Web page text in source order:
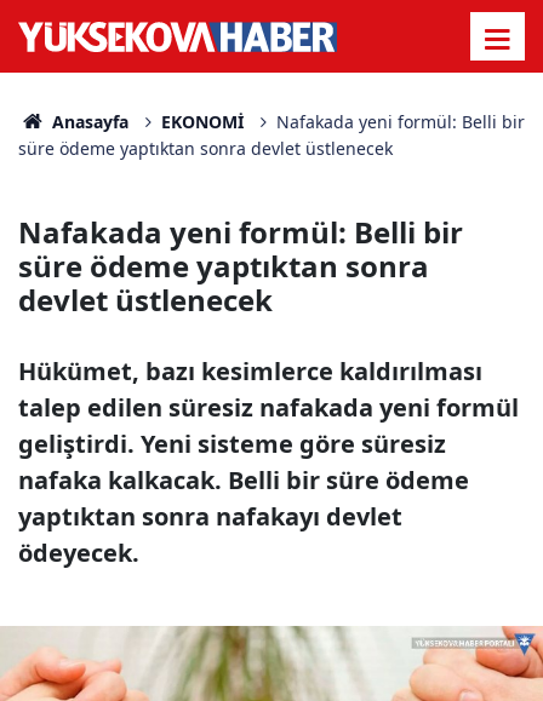
Anasayfa EKONOMİ
Nafakada yeni formül: Belli bir
süre ödeme yaptıktan sonra devlet üstlenecek
Nafakada yeni formül: Belli bir
süre ödeme yaptıktan sonra
devlet üstlenecek
Hükümet, bazı kesimlerce kaldırılması
talep edilen süresiz nafakada yeni formül
geliştirdi. Yeni sisteme göre süresiz
nafaka kalkacak. Belli bir süre ödeme
yaptıktan sonra nafakayı devlet
ödeyecek.